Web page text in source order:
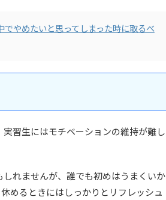
やめたいと思ってしまった時に取るべ
習生にはモチベーションの維持が難し
れませんが、誰でも初めはうまくいか
めるときにはしっかりとリフレッシュ